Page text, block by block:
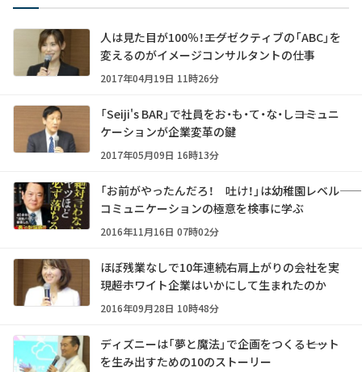
人は見た目が100％！――エグゼクティブの「ABC」を
変えるのがイメージコンサルタントの仕事
2017年04月19日 11時26分
「Seiji's BAR」で社員をお・も・て・な・し――コミュニ
ケーションが企業変革の鍵
2017年05月09日 16時13分
「お前がやったんだろ！ 吐け！」は幼稚園レベル――
コミュニケーションの極意を検事に学ぶ
2016年11月16日 07時02分
ほぼ残業なしで10年連続右肩上がりの会社を実
現――超ホワイト企業はいかにして生まれたのか
2016年09月28日 10時48分
ディズニーは「夢と魔法」で企画をつくる――ヒット
を生み出すための10のストーリー